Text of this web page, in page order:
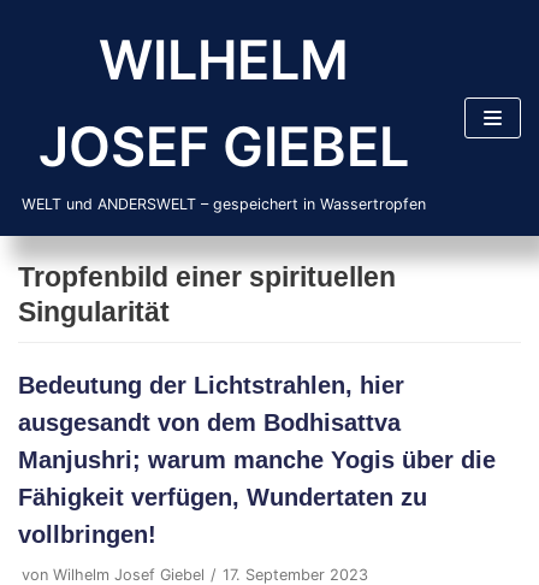
WILHELM
JOSEF GIEBEL
WELT und ANDERSWELT – gespeichert in Wassertropfen
Tropfenbild einer spirituellen
Singularität
Bedeutung der Lichtstrahlen, hier
ausgesandt von dem Bodhisattva
Manjushri; warum manche Yogis über die
Fähigkeit verfügen, Wundertaten zu
vollbringen!
von Wilhelm Josef Giebel 17. September 2023